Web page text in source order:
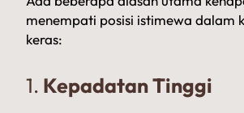
menempati posisi istimewa dalam
keras:
1. Kepadatan Tinggi